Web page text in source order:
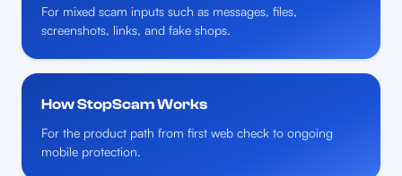
For mixed scam inputs such as messages, files,
screenshots, links, and fake shops.
How StopScam Works
For the product path from first web check to ongoing
mobile protection.